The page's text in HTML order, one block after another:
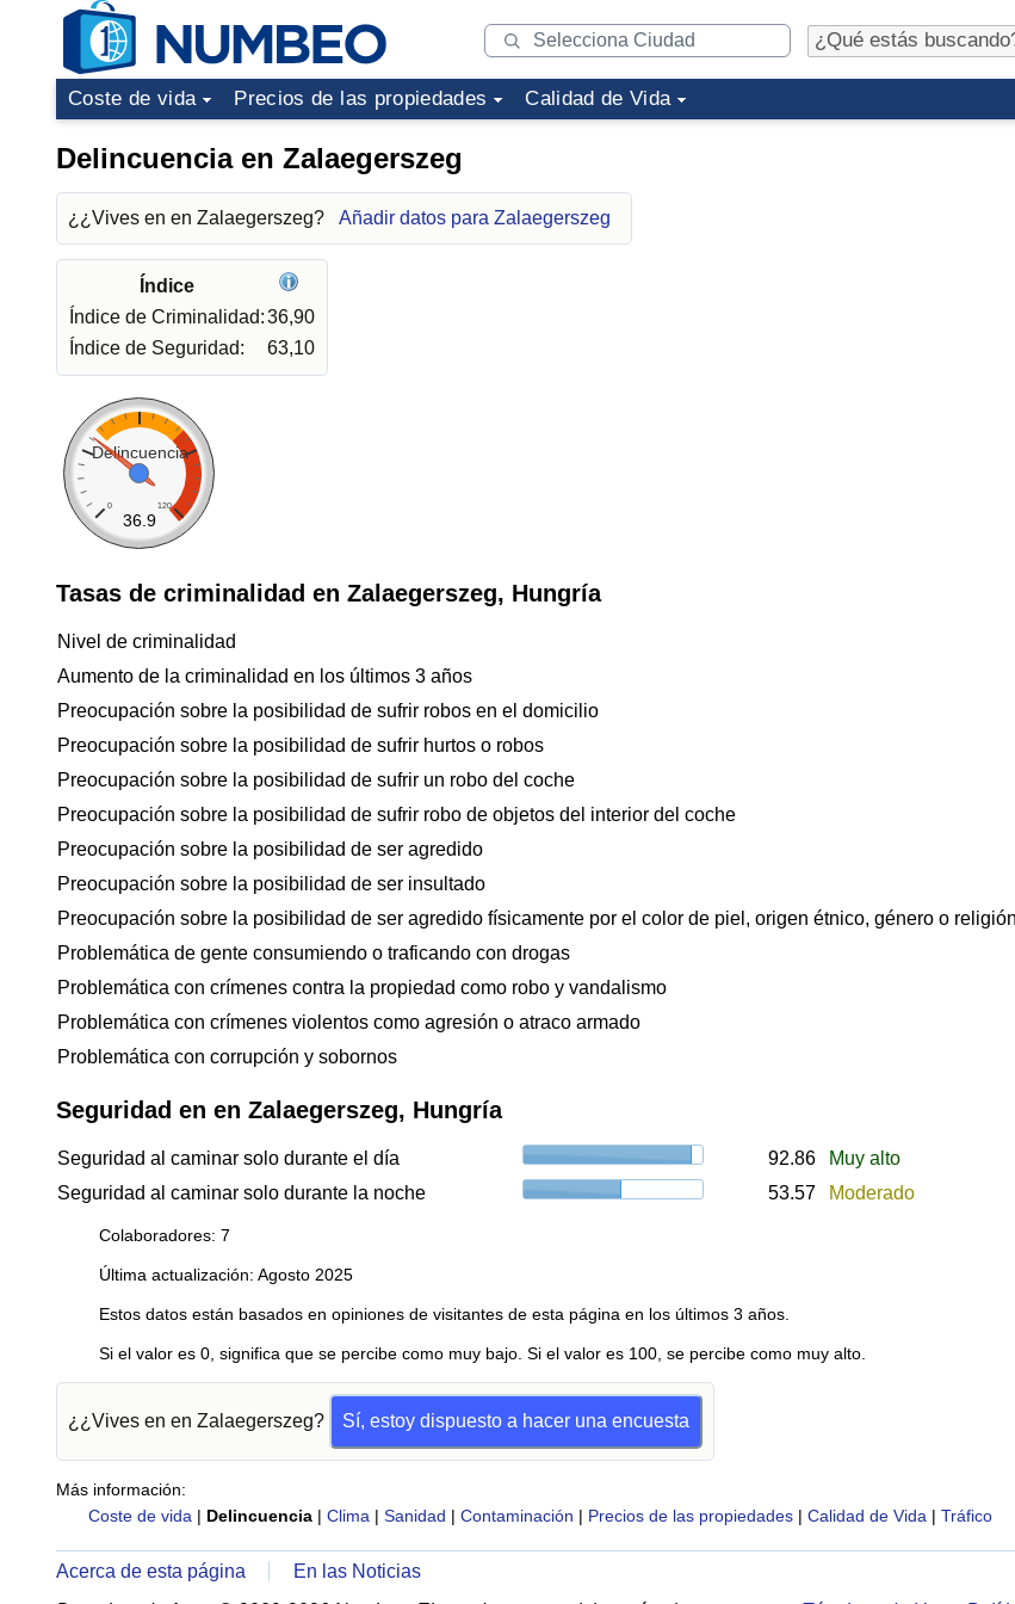
Coste de vida Precios de las propiedades Calidad de Vida
Delincuencia en Zalaegerszeg
¿¿Vives en en Zalaegerszeg? Añadir datos para Zalaegerszeg
Índice
Índice de Criminalidad:36,90
Índice de Seguridad:
63,10
Delincuencia
0 120
36.9
Tasas de criminalidad en Zalaegerszeg, Hungría
Nivel de criminalidad
Aumento de la criminalidad en los últimos 3 años
Preocupación sobre la posibilidad de sufrir robos en el domicilio
Preocupación sobre la posibilidad de sufrir hurtos o robos
Preocupación sobre la posibilidad de sufrir un robo del coche
Preocupación sobre la posibilidad de sufrir robo de objetos del interior del coche
Preocupación sobre la posibilidad de ser agredido
Preocupación sobre la posibilidad de ser insultado
Preocupación sobre la posibilidad de ser agredido físicamente por el color de piel, origen étnico, género o religión
Problemática de gente consumiendo o traficando con drogas
Problemática con crímenes contra la propiedad como robo y vandalismo
Problemática con crímenes violentos como agresión o atraco armado
Problemática con corrupción y sobornos
Seguridad en en Zalaegerszeg, Hungría
Seguridad al caminar solo durante el día 92.86
Muy alto
Seguridad al caminar solo durante la noche
53.57 Moderado
Colaboradores: 7
Última actualización: Agosto 2025
Estos datos están basados en opiniones de visitantes de esta página en los últimos 3 años.
Si el valor es 0, significa que se percibe como muy bajo. Si el valor es 100, se percibe como muy alto.
¿¿Vives en en Zalaegerszeg? Sí, estoy dispuesto a hacer una encuesta
Más información:
Coste de vida | Delincuencia | Clima | Sanidad | Contaminación | Precios de las propiedades | Calidad de Vida | Tráfico
Acerca de esta página
En las Noticias